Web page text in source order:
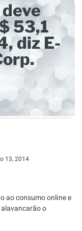
53,1
diz E-
13, 2014
ao consumo online e
o